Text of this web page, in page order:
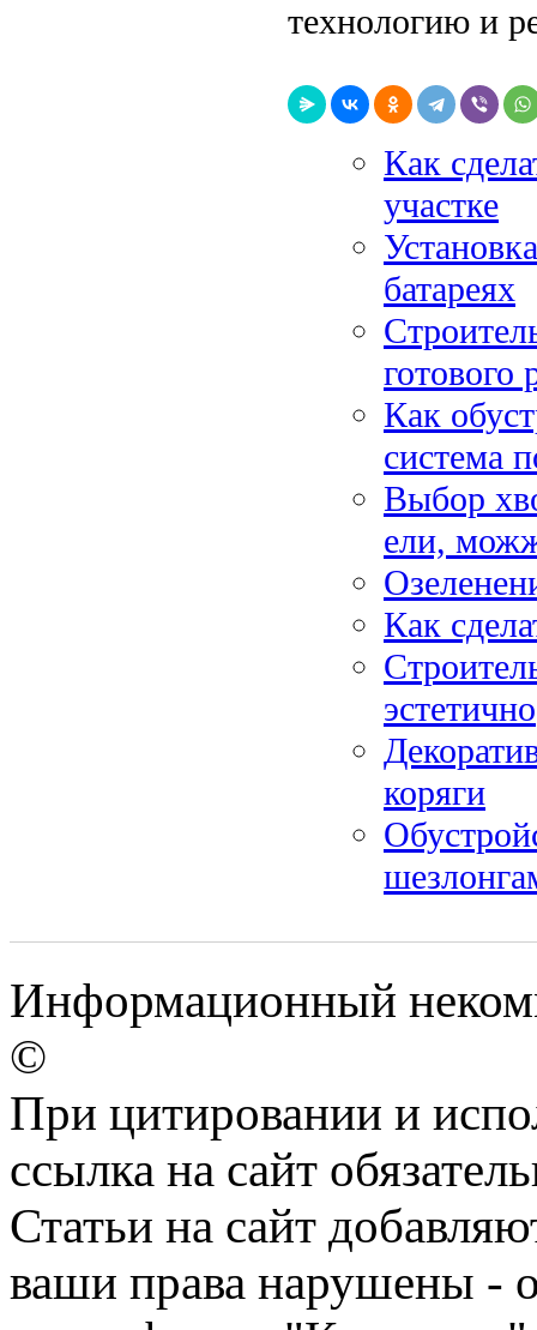
технологию и
Как
участке
батареях
готового
Как
система
Выбор
ели,
Как
эстетично
коряги
Информационный
©
При цитировании и
ссылка на сайт
Статьи на сайт
ваши права нарушены -